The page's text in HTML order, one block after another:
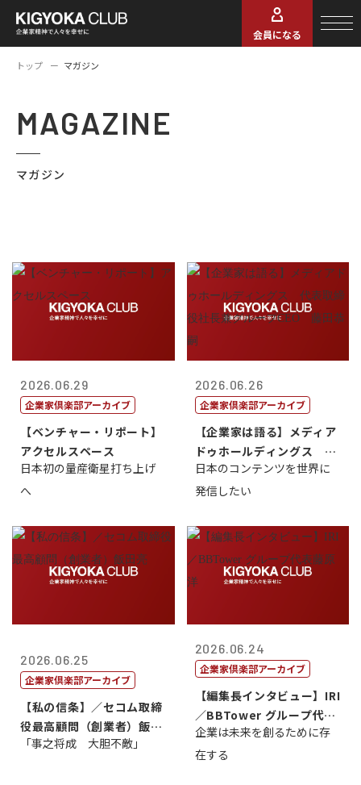
会員になる
トップ マガジン
MAGAZINE
マガジン
2026.06.29
企業家倶楽部アーカイブ
【ベンチャー・リポート】
アクセルスペース
日本初の量産衛星打ち上げ
へ
2026.06.26
企業家倶楽部アーカイブ
【企業家は語る】メディア
ドゥホールディングス 代
表取締役社長...
日本のコンテンツを世界に
発信したい
2026.06.25
企業家倶楽部アーカイブ
【私の信条】／セコム取締
役最高顧問（創業者）飯田
亮
「事之将成 大胆不敵」
2026.06.24
企業家倶楽部アーカイブ
【編集長インタビュー】IRI
／BBTower グループ代表
藤...
企業は未来を創るために存
在する